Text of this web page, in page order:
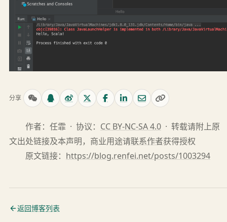
分享
作者：任霏 · 协议： CC BY-NC-SA 4.0· 转载请附上原
文出处链接及本声明，商业用途请联系作者获得授权
原文链接： https://blog.renfei.net/posts/1003294
返回博客列表